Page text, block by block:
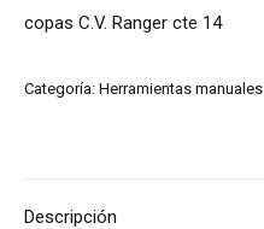
copas C.V. Ranger cte 14
Categoría: Herramientas manuales
Descripción